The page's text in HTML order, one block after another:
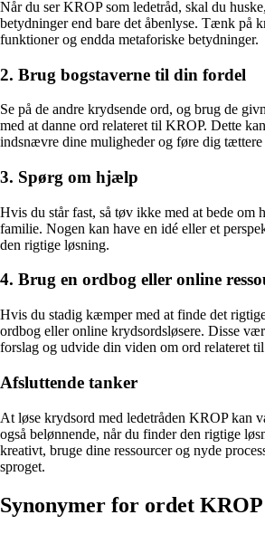
Når du ser KROP som ledetråd, skal du
betydninger end bare det åbenlyse. Tænk på
funktioner og endda metaforiske betydninger.
2. Brug bogstaverne til din fordel
Se på de andre krydsende ord, og brug de
med at danne ord relateret til KROP. Dette
indsnævre dine muligheder og føre dig tættere
3. Spørg om hjælp
Hvis du står fast, så tøv ikke med at bede om
familie. Nogen kan have en idé eller et
den rigtige løsning.
4. Brug en ordbog eller online
Hvis du stadig kæmper med at finde det
ordbog eller online krydsordsløsere. Disse
forslag og udvide din viden om ord relateret
Afsluttende tanker
At løse krydsord med ledetråden KROP kan
også belønnende, når du finder den rigtige
kreativt, bruge dine ressourcer og nyde
sproget.
Synonymer for ordet KROP